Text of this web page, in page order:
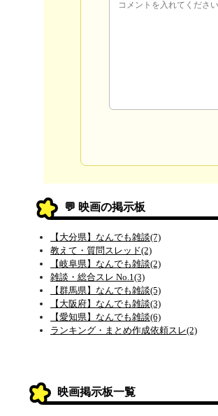
💬 映画の掲示板
【大分県】なんでも雑談(7)
教えて・質問スレッド(2)
【岐阜県】なんでも雑談(2)
雑談・総合スレ No.1(3)
【群馬県】なんでも雑談(5)
【大阪府】なんでも雑談(3)
【愛知県】なんでも雑談(6)
ランキング・まとめ作成依頼スレ(2)
映画掲示板一覧